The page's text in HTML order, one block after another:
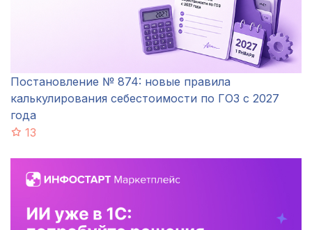
Постановление № 874: новые правила
калькулирования себестоимости по ГОЗ с 2027
года
13